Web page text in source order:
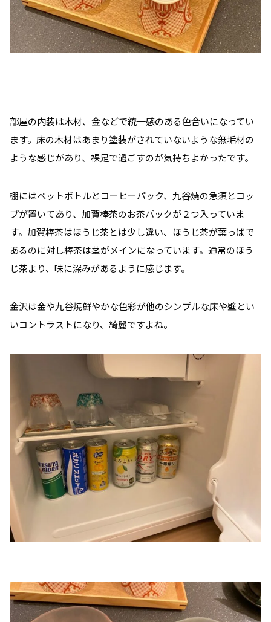
部屋の内装は木材、金などで統一感のある色合いになってい
ます。床の木材はあまり塗装がされていないような無垢材の
ような感じがあり、裸足で過ごすのが気持ちよかったです。
棚にはペットボトルとコーヒーパック、九谷焼の急須とコッ
プが置いてあり、加賀棒茶のお茶パックが２つ入っていま
す。加賀棒茶はほうじ茶とは少し違い、ほうじ茶が葉っぱで
あるのに対し棒茶は茎がメインになっています。通常のほう
じ茶より、味に深みがあるように感じます。
金沢は金や九谷焼鮮やかな色彩が他のシンプルな床や壁とい
いコントラストになり、綺麗ですよね。